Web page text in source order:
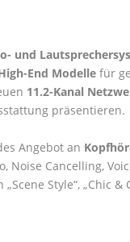
und
End Modelle für
11.2-Kanal
präsentieren.
Angebot an
Noise Cancelling,
Style“, „Chic